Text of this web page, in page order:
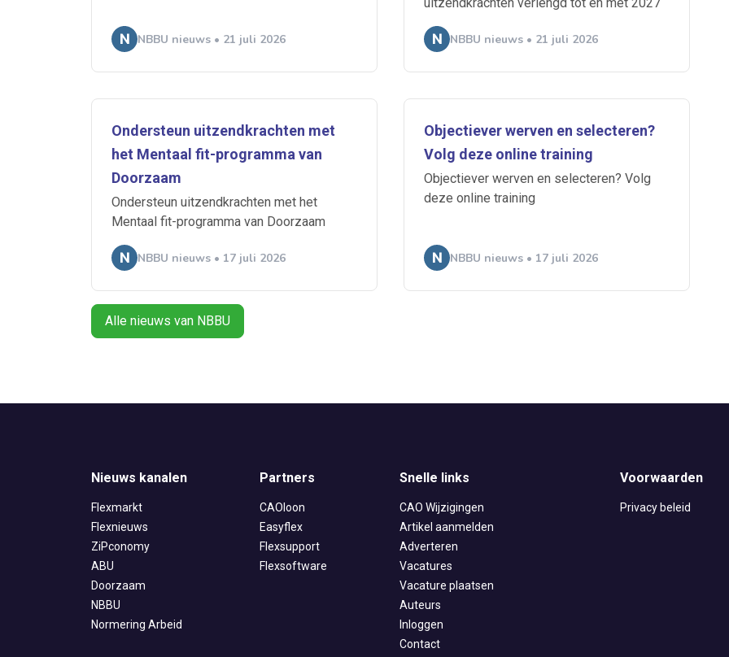
NBBU nieuws • 21 juli 2026 NBBU nieuws • 21 juli 2026
Ondersteun uitzendkrachten met
het Mentaal fit-programma van
Doorzaam
Ondersteun uitzendkrachten met het
Mentaal fit-programma van Doorzaam
NBBU nieuws • 17 juli 2026
Objectiever werven en selecteren?
Volg deze online training
Objectiever werven en selecteren? Volg
deze online training
NBBU nieuws • 17 juli 2026
Alle nieuws van NBBU
Alerts ontvangen
Nieuws kanalen
Flexmarkt
Flexnieuws
ZiPconomy
ABU
Doorzaam
NBBU
Normering Arbeid
Partners
CAOloon
Easyflex
Flexsupport
Flexsoftware
Snelle links
CAO Wijzigingen
Artikel aanmelden
Adverteren
Vacatures
Vacature plaatsen
Auteurs
Inloggen
Contact
Voorwaarden
Privacy beleid
ABU Flexnieuws
Normering Arbeid
ZiPconomy